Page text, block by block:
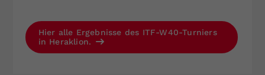
Hier alle Ergebnisse des ITF-W40-Turniers
in Heraklion.